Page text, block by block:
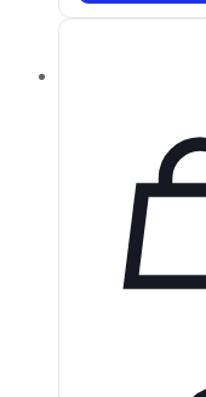
реставраций
ситуаций, где
является
цветовой